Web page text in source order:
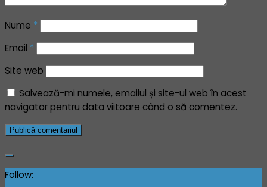
Nume *
Email *
Site web
Salvează-mi numele, emailul și site-ul web în acest
navigator pentru data viitoare când o să comentez.
Follow: